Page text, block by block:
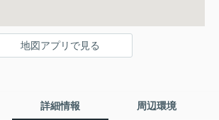
地図アプリで見る
詳細情報 周辺環境